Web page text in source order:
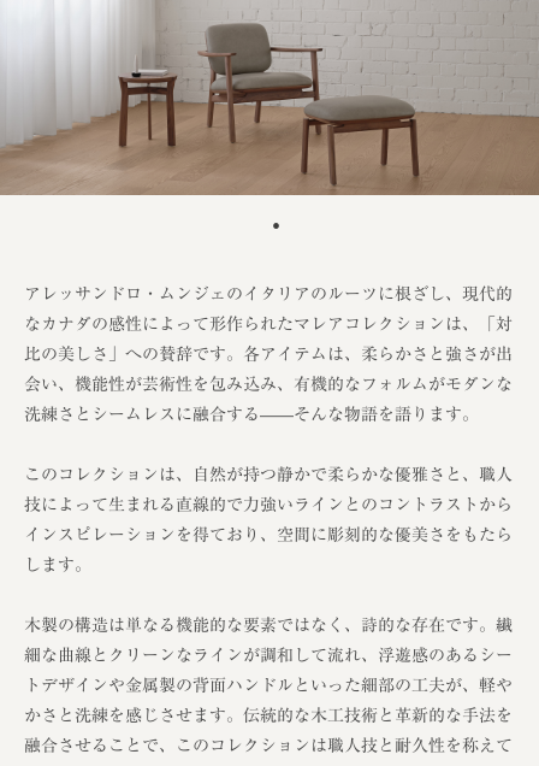
アレッサンドロ・ムンジェのイタリアのルーツに根ざし、現代的
なカナダの感性によって形作られたマレアコレクションは、「対
比の美しさ」への賛辞です。各アイテムは、柔らかさと強さが出
会い、機能性が芸術性を包み込み、有機的なフォルムがモダンな
洗練さとシームレスに融合する——そんな物語を語ります。
このコレクションは、自然が持つ静かで柔らかな優雅さと、職人
技によって生まれる直線的で力強いラインとのコントラストから
インスピレーションを得ており、空間に彫刻的な優美さをもたら
します。
木製の構造は単なる機能的な要素ではなく、詩的な存在です。繊
細な曲線とクリーンなラインが調和して流れ、浮遊感のあるシー
トデザインや金属製の背面ハンドルといった細部の工夫が、軽や
かさと洗練を感じさせます。伝統的な木工技術と革新的な手法を
融合させることで、このコレクションは職人技と耐久性を称えて